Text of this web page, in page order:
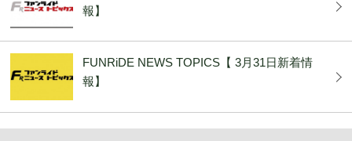
報】
FUNRiDE NEWS TOPICS【 3月31日新着情
報】